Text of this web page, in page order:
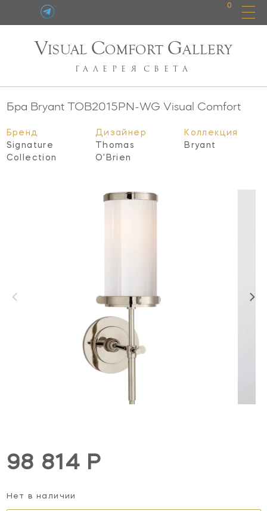
0
VISUAL COMFORT GALLERY
ГАЛЕРЕЯ СВЕТА
Бра Bryant TOB2015PN-WG Visual Comfort
Бренд
Signature
Collection
Дизайнер
Thomas
O'Brien
Коллекция
Bryant
98 814 Р
Нет в наличии